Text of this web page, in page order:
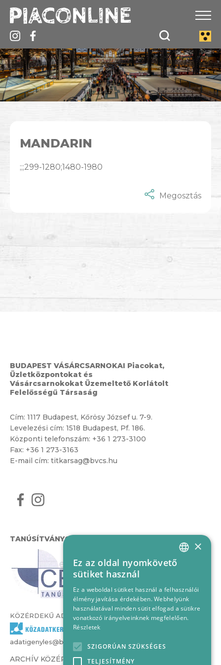
MANDARIN
;;;299-1280;1480-1980
Megosztás
BUDAPEST VÁSÁRCSARNOKAI Piacokat,
Üzletközpontokat és
Vásárcsarnokokat Üzemeltető Korlátolt
Felelősségű Társaság
Cím: 1117 Budapest, Kőrösy József u. 7-9.
Levelezési cím: 1518 Budapest, Pf. 186.
Központi telefonszám: +36 1 273-3100
Fax: +36 1 273-3163
E-mail cím: titkarsag@bvcs.hu
TANÚSÍTVÁNYOK
KÖZÉRDEKŰ ADATOK
adatigenyles@bvcs.hu
ARCHÍV KÖZÉRDEKŰ ADATOK –
HUNGARIAN
×
Ez az oldal nyomkövető
sütiket használ
Ez a weboldal sütiket használ a felhasználói
élmény javítása érdekében. Webhelyünk
használatával minden sütit elfogad a sütikre
vonatkozó irányelveinknek megfelelően.
Részletek
SZIGORÚAN SZÜKSÉGES
TELJESÍTMÉNY